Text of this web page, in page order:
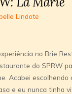
Lindote
no Brie
do SPRW
Acabei
e eu nunca tinha